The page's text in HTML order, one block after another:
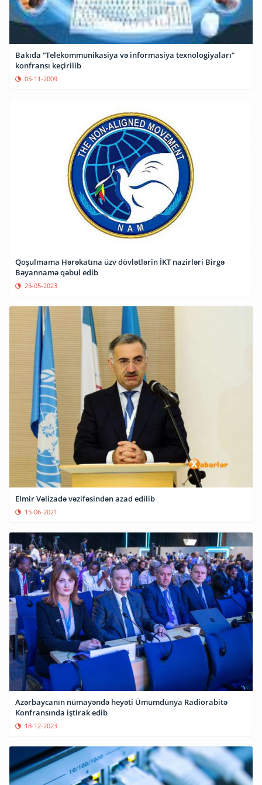
Bakıda “Telekommunikasiya və informasiya texnologiyaları”
konfransı keçirilib
05-11-2009
Qoşulmama Hərəkatına üzv dövlətlərin İKT nazirləri Birgə
Bəyannamə qəbul edib
25-05-2023
Elmir Vəlizadə vəzifəsindən azad edilib
15-06-2021
Azərbaycanın nümayəndə heyəti Ümumdünya Radiorabitə
Konfransında iştirak edib
18-12-2023